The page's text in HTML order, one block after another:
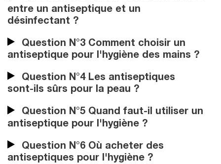
entre un antiseptique et un
désinfectant ?
Question N°3 Comment choisir un
antiseptique pour l'hygiène des mains ?
Question N°4 Les antiseptiques
sont-ils sûrs pour la peau ?
Question N°5 Quand faut-il utiliser un
antiseptique pour l'hygiène ?
Question N°6 Où acheter des
antiseptiques pour l'hygiène ?